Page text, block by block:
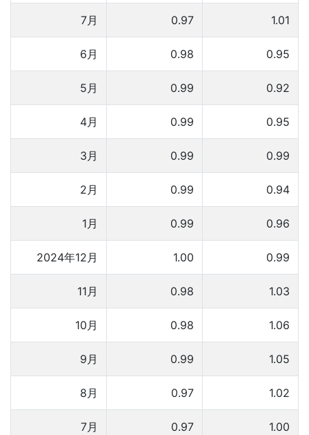
7月 0.97 1.01
6月 0.98 0.95
5月 0.99 0.92
4月 0.99 0.95
3月 0.99 0.99
2月 0.99 0.94
1月 0.99 0.96
2024年12月 1.00 0.99
11月 0.98 1.03
10月 0.98 1.06
9月 0.99 1.05
8月 0.97 1.02
7月 0.97 1.00